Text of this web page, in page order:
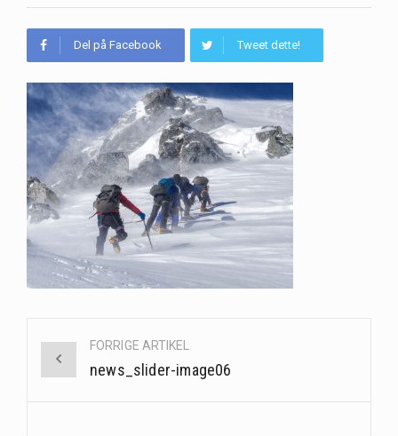
Del på Facebook Tweet dette!
navigationFORRIGE ARTIKEL
news_slider-image06